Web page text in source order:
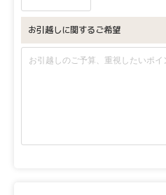
お引越しに関するご希望